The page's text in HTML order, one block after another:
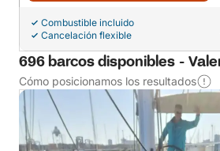
Combustible incluido
Cancelación flexible
696 barcos disponibles -
Cómo posicionamos los resultados